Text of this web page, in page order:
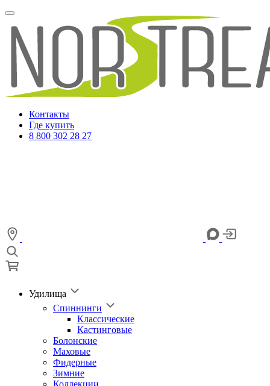
Контакты
Где купить
8 800 302 28 27
Удилища
Спиннинги
Классические
Кастинговые
Болонские
Маховые
Фидерные
Зимние
Коллекции